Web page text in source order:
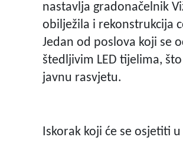
nastavlja gradonačelnik
obilježila i rekonstrukcija
Jedan od poslova koji se
štedljivim LED tijelima,
javnu rasvjetu.
Iskorak koji će se osjetiti